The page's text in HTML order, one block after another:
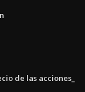
de las acciones_